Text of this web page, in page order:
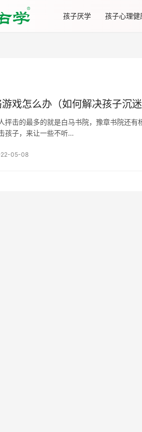
孩子厌学 孩子心理健
戏怎么办（如何解决孩子沉迷
抨击的最多的就是白马书院，豫章书院还
孩子，来让一些不听…
05-08